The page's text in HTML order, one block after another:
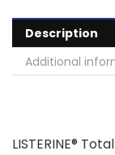
Description
Additional
LISTERINE®